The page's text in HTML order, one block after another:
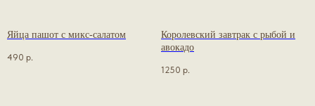
Яйца пашот с микс-салатом
490 р.
Королевский завтрак с рыбой и
авокадо
1250 р.